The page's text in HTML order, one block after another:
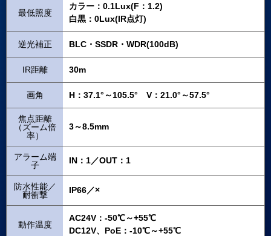
最低照度
カラー：0.1Lux(F：1.2)
白黒：0Lux(IR点灯)
逆光補正 BLC・SSDR・WDR(100dB)
IR距離 30m
画角 H：37.1°～105.5° V：21.0°～57.5°
焦点距離
（ズーム倍
率）
3～8.5mm
アラーム端
子
IN：1／OUT：1
防水性能／
耐衝撃
IP66／×
動作温度
AC24V：-50℃～+55℃
DC12V、PoE：-10℃～+55℃